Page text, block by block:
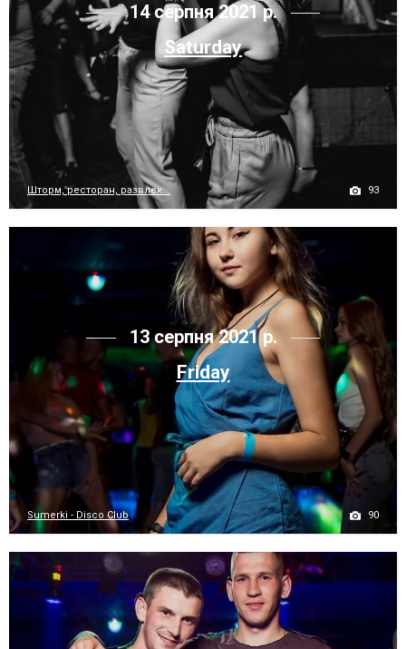
14 серпня 2021 р.
Saturday
Шторм, ресторан, развлек... 93
13 серпня 2021 р.
Friday
Sumerki - Disco Club 90